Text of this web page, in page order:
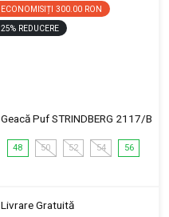
ECONOMISIȚI 300.00 RON
25% REDUCERE
Geacă Puf STRINDBERG 2117/B
48 50 52 54 56
Livrare Gratuită